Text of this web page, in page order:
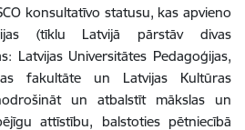
konsultatīvo statusu, kas apvieno
(tīklu Latvijā pārstāv divas
Latvijas Universitātes Pedagoģijas,
fakultāte un Latvijas Kultūras
un atbalstīt mākslas un
attīstību, balstoties pētniecībā